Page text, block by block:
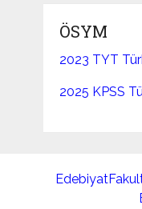
ÖSYM
2023 TYT
2025 KPSS